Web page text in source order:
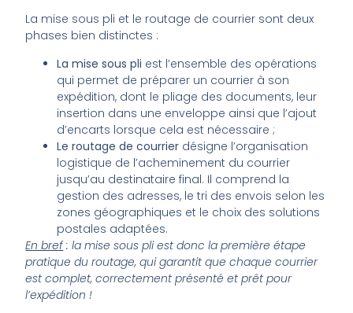
La mise sous pli et le routage de courrier sont deux
phases bien distinctes :
La mise sous pli est l’ensemble des opérations
qui permet de préparer un courrier à son
expédition, dont le pliage des documents, leur
insertion dans une enveloppe ainsi que l’ajout
d’encarts lorsque cela est nécessaire ;
Le routage de courrier désigne l’organisation
logistique de l’acheminement du courrier
jusqu’au destinataire final. Il comprend la
gestion des adresses, le tri des envois selon les
zones géographiques et le choix des solutions
postales adaptées.
En bref: la mise sous pli est donc la première étape
pratique du routage, qui garantit que chaque courrier
est complet, correctement présenté et prêt pour
l’expédition !